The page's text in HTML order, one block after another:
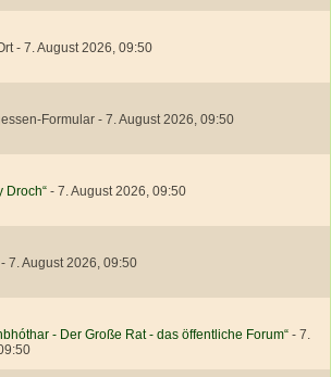
- 7. August 2026, 09:50
Formular - 7. August 2026, 09:50
Droch“ - 7. August 2026, 09:50
- 7. August 2026, 09:50
- Der Große Rat - das öffentliche Forum“ - 7.